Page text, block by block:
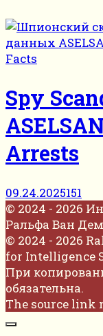
Facts
Spy
Arrests
09.24.2025151
© 2024 - 2026
Ральфа Ван
© 2024 - 2026
for Intelligence
При
обязательна.
The source link